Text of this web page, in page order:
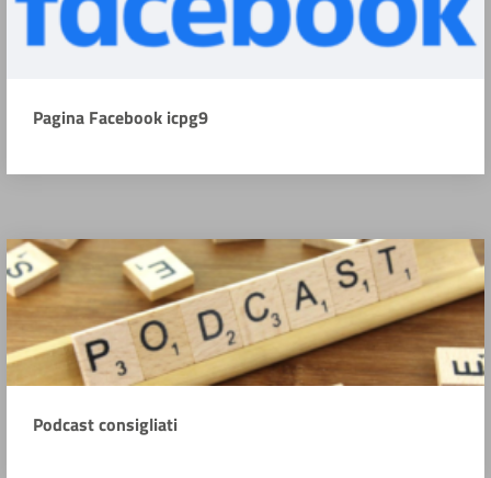
Pagina Facebook icpg9
Podcast consigliati